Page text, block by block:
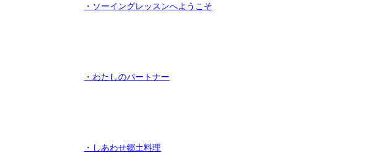
・ソーイングレッスンへようこそ
・わたしのパートナー
・しあわせ郷土料理